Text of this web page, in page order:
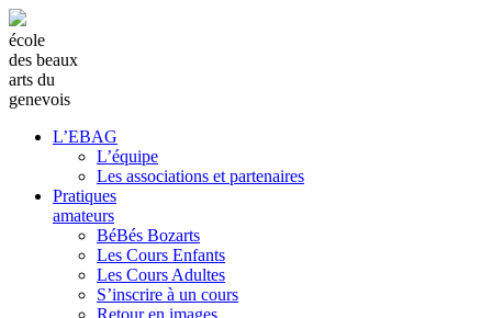
école
des beaux
arts du
genevois
L’EBAG
L’équipe
Les associations et partenaires
Pratiques
amateurs
BéBés Bozarts
Les Cours Enfants
Les Cours Adultes
S’inscrire à un cours
Retour en images